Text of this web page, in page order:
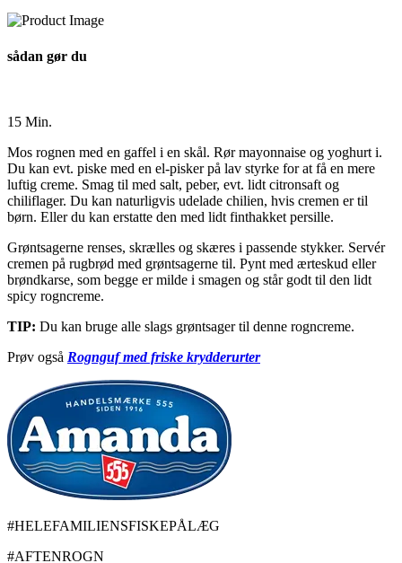
sådan gør du
15 Min.
Mos rognen med en gaffel i en skål. Rør mayonnaise og yoghurt i.
Du kan evt. piske med en el-pisker på lav styrke for at få en mere
luftig creme. Smag til med salt, peber, evt. lidt citronsaft og
chiliflager. Du kan naturligvis udelade chilien, hvis cremen er til
børn. Eller du kan erstatte den med lidt finthakket persille.
Grøntsagerne renses, skrælles og skæres i passende stykker. Servér
cremen på rugbrød med grøntsagerne til. Pynt med ærteskud eller
brøndkarse, som begge er milde i smagen og står godt til den lidt
spicy rogncreme.
TIP: Du kan bruge alle slags grøntsager til denne rogncreme.
Prøv også Rognguf med friske krydderurter
#HELEFAMILIENSFISKEPÅLÆG
#AFTENROGN